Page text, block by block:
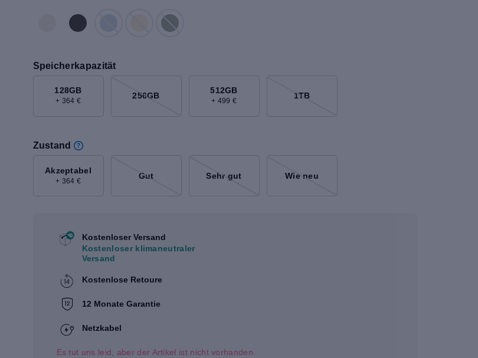
Speicherkapazität
128GB
+ 364 €
256GB
512GB
+ 499 €
1TB
Zustand
Akzeptabel
+ 364 €
Gut Sehr gut Wie neu
Kostenloser Versand
Kostenloser klimaneutraler
Versand
Kostenlose Retoure
12 Monate Garantie
Netzkabel
Es tut uns leid, aber der Artikel ist nicht vorhanden.